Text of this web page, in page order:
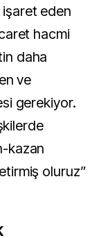
işaret eden
hacmi
daha
ve
gerekiyor.
kazan
oluruz”